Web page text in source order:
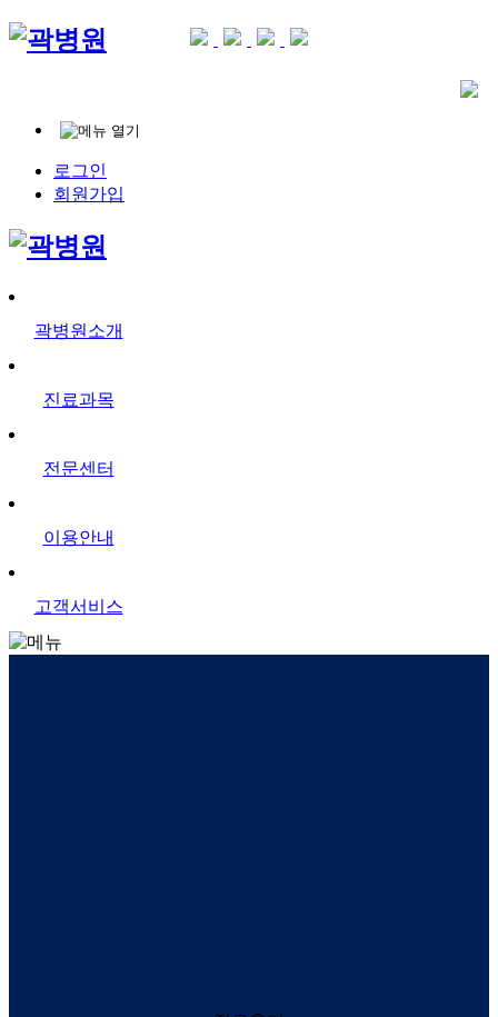
로그인
회원가입
곽병원소개
진료과목
전문센터
이용안내
고객서비스